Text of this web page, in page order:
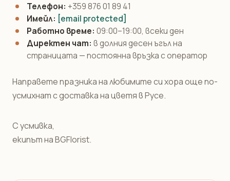
Телефон: +359 876 01 89 41
Имейл: [email protected]
Работно време: 09:00–19:00, всеки ден
Директен чат: в долния десен ъгъл на
страницата — постоянна връзка с оператор
Направете празника на любимите си хора още по-
усмихнат с доставка на цветя в Русе.
С усмивка,
екипът на BGFlorist.